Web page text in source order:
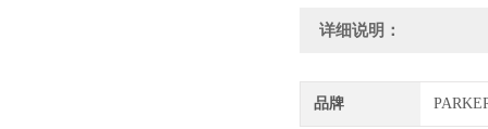
详细说明：
品牌